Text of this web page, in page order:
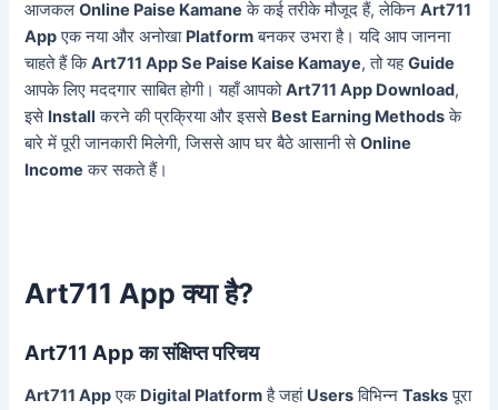
आजकलOnline Paise Kamane के कई तरीके मौजूद हैं, लेकिनArt711
Appएक नया और अनोखा Platformबनकर उभरा है। यदि आप जानना
चाहते हैं किArt711 App Se Paise Kaise Kamaye, तो यहGuide
आपके लिए मददगार साबित होगी। यहाँ आपकोArt711 App Download,
इसे Install करने की प्रक्रिया और इससे Best Earning Methodsके
बारे में पूरी जानकारी मिलेगी, जिससे आप घर बैठे आसानी सेOnline
Income कर सकते हैं।
Art711 App क्या है?
Art711 App का संक्षिप्त परिचय
Art711 Appएक Digital Platformहै जहां Usersविभिन्नTasksपूरा